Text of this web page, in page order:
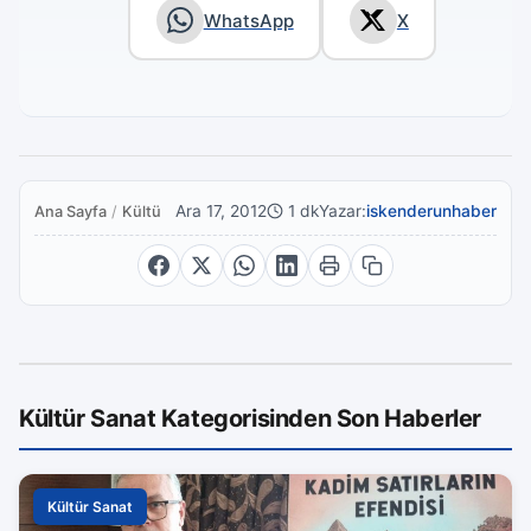
WhatsApp X
Ana Sayfa / Kültür SanatAra 17, 2012 1 dkYazar:iskenderunhaber
Kültür Sanat Kategorisinden Son Haberler
Kültür Sanat